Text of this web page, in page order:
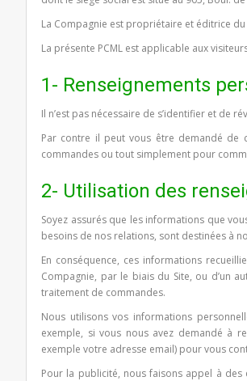
La Compagnie est propriétaire et éditrice du
La présente PCML est applicable aux
1- Renseignements
Il n’est pas nécessaire de s’identifier et de
Par contre il peut vous être demandé de
commandes ou tout simplement pour
2- Utilisation des
Soyez assurés que les informations que
besoins de nos relations, sont destinées à
En conséquence, ces informations
Compagnie, par le biais du Site, ou d’un
traitement de commandes.
Nous utilisons vos informations
exemple, si vous nous avez demandé à
exemple votre adresse email) pour vous
Pour la publicité, nous faisons appel à